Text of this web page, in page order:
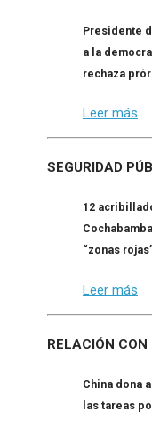
Presidente
a la
rechaza
Leer más
SEGURIDAD
12
“zonas
Leer más
RELACIÓN
China dona
las tareas